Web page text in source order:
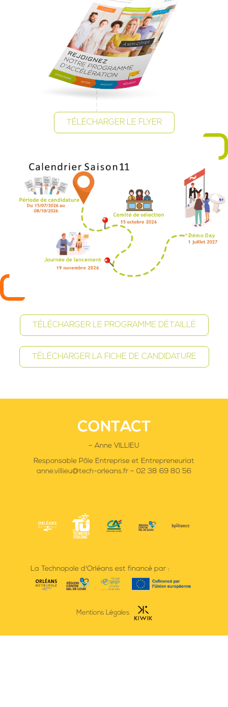
TÉLÉCHARGER LE FLYER
TÉLÉCHARGER LE PROGRAMME DÉTAILLÉ
TÉLÉCHARGER LA FICHE DE CANDIDATURE
CONTACT
– Anne VILLIEU
Responsable Pôle Entreprise et Entrepreneuriat
anne.villieu@tech-orleans.fr – 02 38 69 80 56
La Technopole d'Orléans est financé par :
Mentions Légales